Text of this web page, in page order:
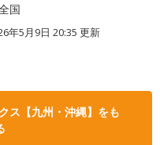
国
年5月9日 20:35 更新
ス【九州・沖縄】をも